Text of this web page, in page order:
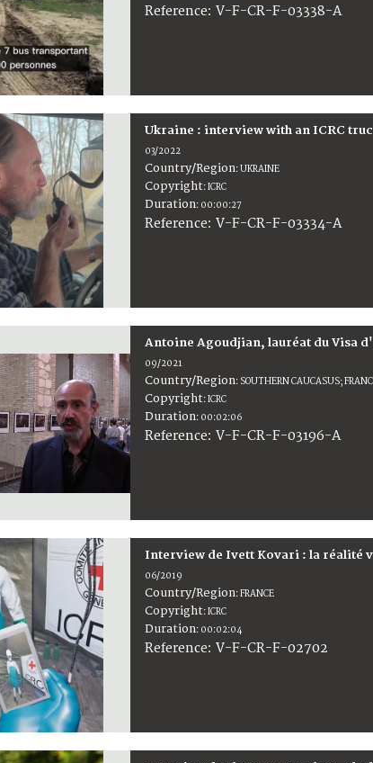
Reference:V-F-CR-F-03338-A
Ukraine : interview with an ICRC
03/2022
Country/Region:UKRAINE
Copyright:ICRC
Duration: 00:00:27
Reference:V-F-CR-F-03334-A
Antoine Agoudjian, lauréat du Visa
09/2021
Country/Region: SOUTHERN CAUCASUS;
Copyright:ICRC
Duration: 00:02:06
Reference:V-F-CR-F-03196-A
Interview de Ivett Kovari : la réalité
06/2019
Country/Region:FRANCE
Copyright:ICRC
Duration: 00:02:04
Reference:V-F-CR-F-02702